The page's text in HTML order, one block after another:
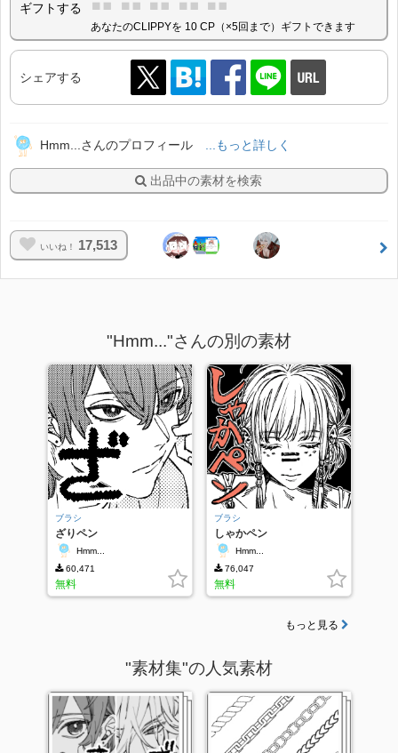
ギフトする
あなたのCLIPPYを 10 CP（×5回まで）ギフトできます
シェアする
Hmm...さんのプロフィール ...もっと詳しく
出品中の素材を検索
いいね！ 17,513
"Hmm..."さんの別の素材
ブラシ
ざりペン
Hmm...
60,471
無料
ブラシ
しゃかペン
Hmm...
76,047
無料
もっと見る
"素材集"の人気素材